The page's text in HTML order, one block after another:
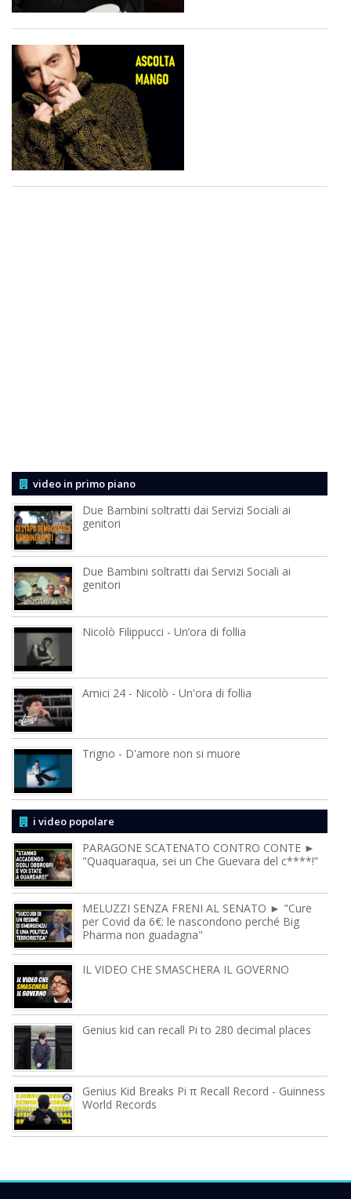
video in primo piano
Due Bambini soltratti dai Servizi Sociali ai
genitori
Due Bambini soltratti dai Servizi Sociali ai
genitori
Nicolò Filippucci - Un’ora di follia
Amici 24 - Nicolò - Un'ora di follia
Trigno - D'amore non si muore
i video popolare
PARAGONE SCATENATO CONTRO CONTE ►
"Quaquaraqua, sei un Che Guevara del c****!”
MELUZZI SENZA FRENI AL SENATO ► "Cure
per Covid da 6€: le nascondono perché Big
Pharma non guadagna"
IL VIDEO CHE SMASCHERA IL GOVERNO
Genius kid can recall Pi to 280 decimal places
Genius Kid Breaks Pi π Recall Record - Guinness
World Records